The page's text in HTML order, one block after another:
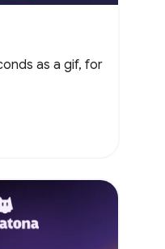
as a gif, for